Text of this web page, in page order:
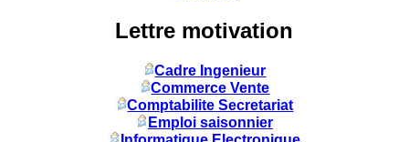
Lettre motivation
Cadre Ingenieur
Commerce Vente
Comptabilite Secretariat
Emploi saisonnier